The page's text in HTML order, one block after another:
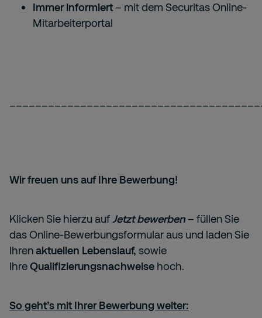
Immer informiert – mit dem Securitas Online-
Mitarbeiterportal
Wir freuen uns auf Ihre Bewerbung!
Klicken Sie hierzu auf Jetzt bewerben– füllen Sie
das Online-Bewerbungsformular aus und laden Sie
Ihrenaktuellen Lebenslauf, sowie
IhreQualifizierungsnachweise hoch.
So geht’s mit Ihrer Bewerbung weiter: